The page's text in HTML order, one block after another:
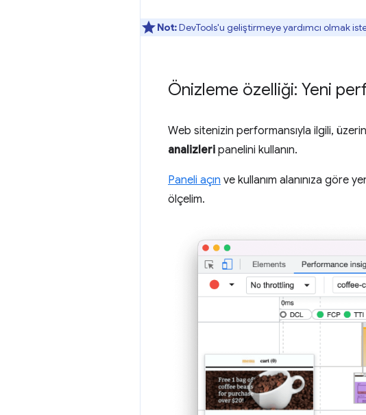
Not:DevTools'u geliştirmeye yardımcı olmak
Önizleme özelliği: Yeni
Web sitenizin performansıyla ilgili,
analizleri panelini kullanın.
Paneli açın ve kullanım alanınıza göre
ölçelim.